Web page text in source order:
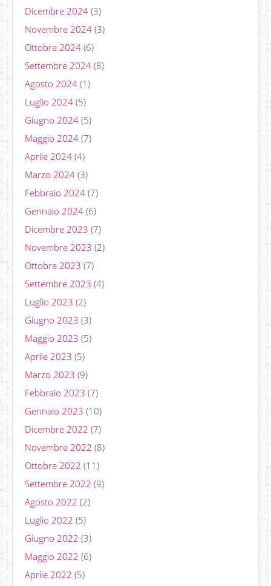
Dicembre 2024 (3)
Novembre 2024 (3)
Ottobre 2024 (6)
Settembre 2024 (8)
Agosto 2024 (1)
Luglio 2024 (5)
Giugno 2024 (5)
Maggio 2024 (7)
Aprile 2024 (4)
Marzo 2024 (3)
Febbraio 2024 (7)
Gennaio 2024 (6)
Dicembre 2023 (7)
Novembre 2023 (2)
Ottobre 2023 (7)
Settembre 2023 (4)
Luglio 2023 (2)
Giugno 2023 (3)
Maggio 2023 (5)
Aprile 2023 (5)
Marzo 2023 (9)
Febbraio 2023 (7)
Gennaio 2023 (10)
Dicembre 2022 (7)
Novembre 2022 (8)
Ottobre 2022 (11)
Settembre 2022 (9)
Agosto 2022 (2)
Luglio 2022 (5)
Giugno 2022 (3)
Maggio 2022 (6)
Aprile 2022 (5)